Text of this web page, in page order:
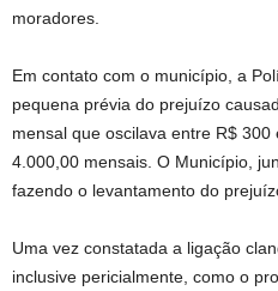
moradores.
Em contato com o município, a
pequena prévia do prejuízo
mensal que oscilava entre R$
4.000,00 mensais. O Município,
fazendo o levantamento do
Uma vez constatada a ligação
inclusive pericialmente, como o